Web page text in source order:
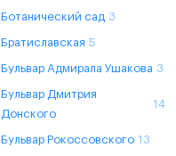
Ботанический сад 3
Братиславская 5
Бульвар Адмирала Ушакова 3
Бульвар Дмитрия
Донского
14
Бульвар Рокоссовского 13